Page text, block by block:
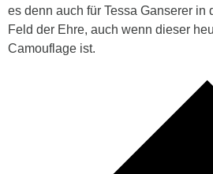
es denn auch für Tessa Ganserer in
Feld der Ehre, auch wenn dieser
Camouflage ist.